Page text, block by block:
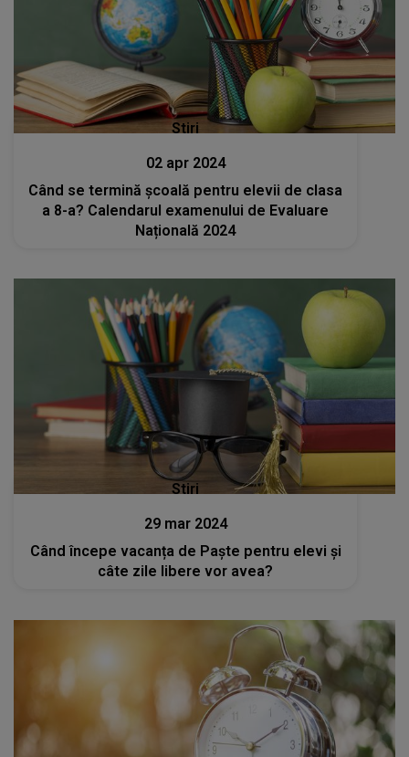
Stiri
02 apr 2024
Când se termină școală pentru elevii de clasa
a 8-a? Calendarul examenului de Evaluare
Națională 2024
Stiri
29 mar 2024
Când începe vacanța de Paște pentru elevi și
câte zile libere vor avea?